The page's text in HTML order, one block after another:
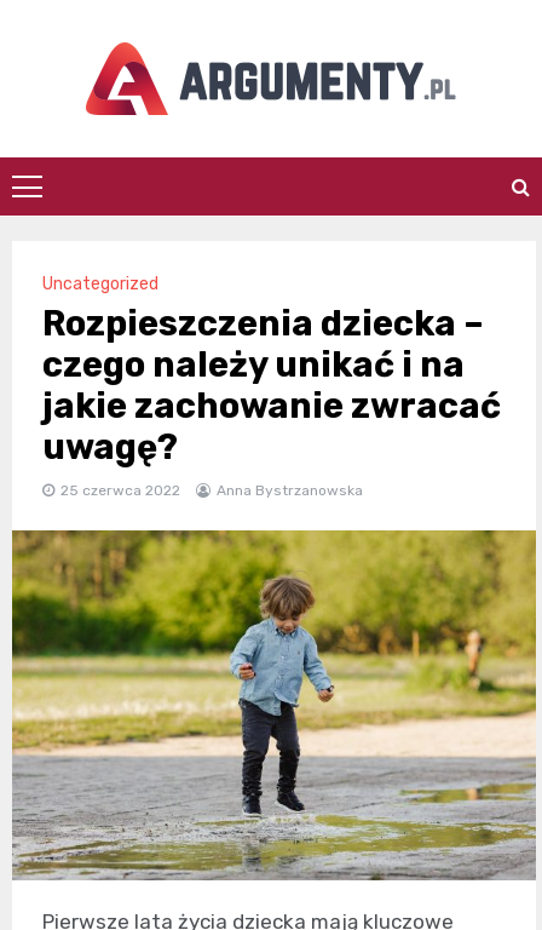
argumenty.pl
Uncategorized
Rozpieszczenia dziecka –
czego należy unikać i na
jakie zachowanie zwracać
uwagę?
25 czerwca 2022 Anna Bystrzanowska
Pierwsze lata życia dziecka mają kluczowe